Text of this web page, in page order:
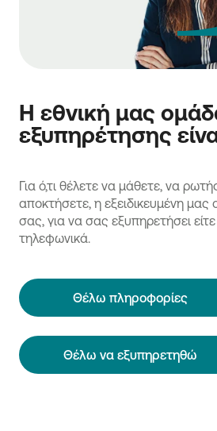
Η εθνική μας
εξυπηρέτησης
Για ό,τι θέλετε να μάθετε, να
αποκτήσετε, η εξειδικευμένη μας
σας, για να σας εξυπηρετήσει
τηλεφωνικά.
Θέλω πληροφορίες
Θέλω να εξυπηρετηθώ